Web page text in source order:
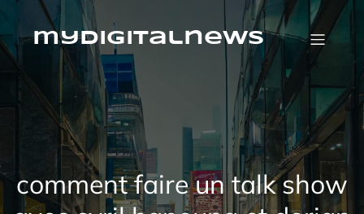
Skip
contentmydigitalnews
comment faire un talk show